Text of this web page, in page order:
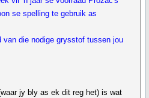
se spelling te gebruik as
van die nodige grysstof tussen jou
jy bly as ek dit reg het) is wat